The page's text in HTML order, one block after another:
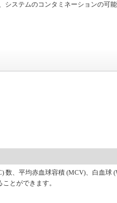
システムのコンタミネーションの可
、平均赤血球容積 (MCV)、白血球
とができます。